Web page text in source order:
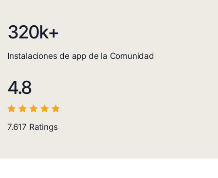
320k+
Instalaciones de app de la Comunidad
4.8
7.617 Ratings